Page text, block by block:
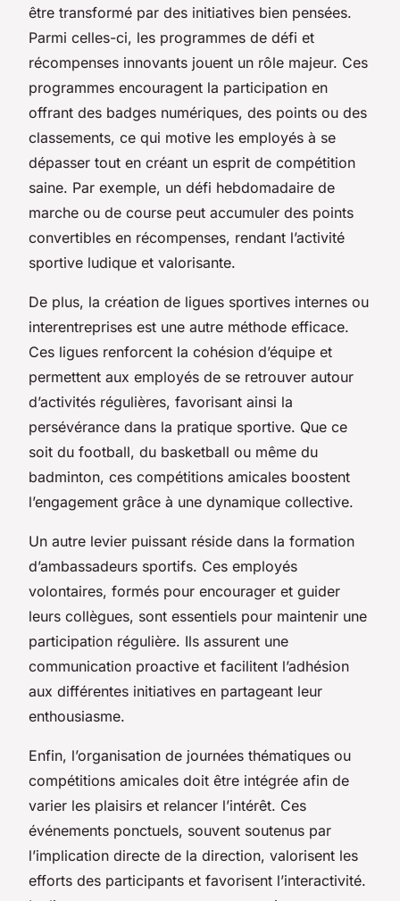
être transformé par des initiatives bien pensées.
Parmi celles-ci, les programmes de défi et
récompenses innovants jouent un rôle majeur. Ces
programmes encouragent la participation en
offrant des badges numériques, des points ou des
classements, ce qui motive les employés à se
dépasser tout en créant un esprit de compétition
saine. Par exemple, un défi hebdomadaire de
marche ou de course peut accumuler des points
convertibles en récompenses, rendant l’activité
sportive ludique et valorisante.
De plus, la création de ligues sportives internes ou
interentreprises est une autre méthode efficace.
Ces ligues renforcent la cohésion d’équipe et
permettent aux employés de se retrouver autour
d’activités régulières, favorisant ainsi la
persévérance dans la pratique sportive. Que ce
soit du football, du basketball ou même du
badminton, ces compétitions amicales boostent
l’engagement grâce à une dynamique collective.
Un autre levier puissant réside dans la formation
d’ambassadeurs sportifs. Ces employés
volontaires, formés pour encourager et guider
leurs collègues, sont essentiels pour maintenir une
participation régulière. Ils assurent une
communication proactive et facilitent l’adhésion
aux différentes initiatives en partageant leur
enthousiasme.
Enfin, l’organisation de journées thématiques ou
compétitions amicales doit être intégrée afin de
varier les plaisirs et relancer l’intérêt. Ces
événements ponctuels, souvent soutenus par
l’implication directe de la direction, valorisent les
efforts des participants et favorisent l’interactivité.